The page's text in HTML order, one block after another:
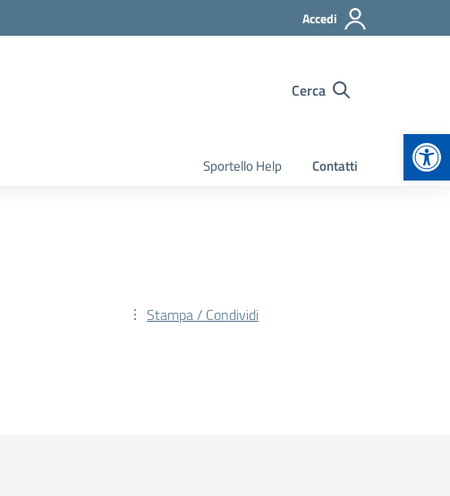
Accedi
Cerca
Sportello Help Contatti
Stampa / Condividi